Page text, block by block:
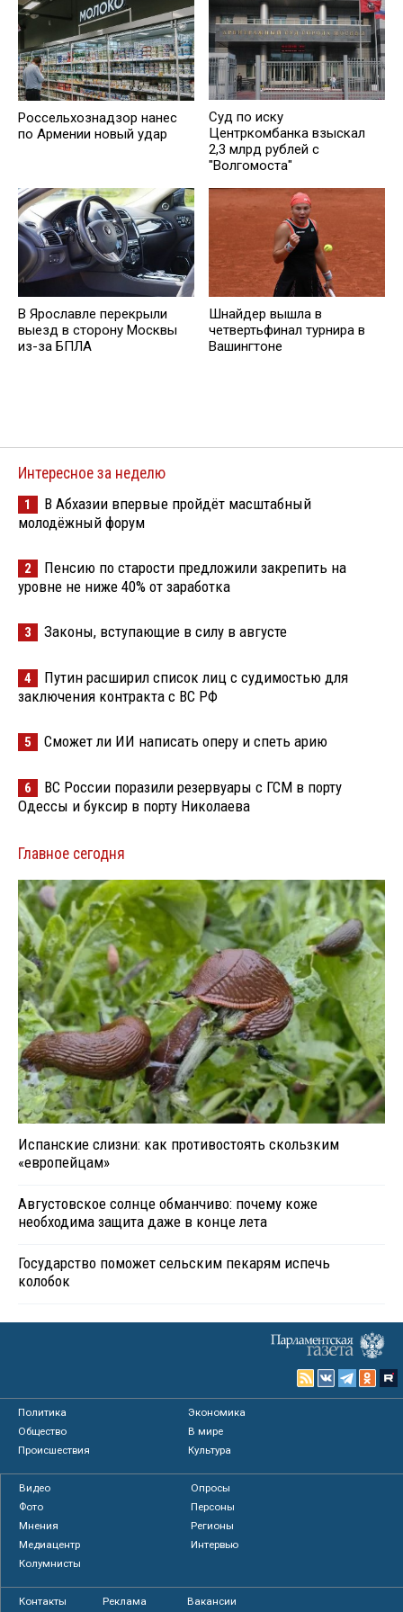
Россельхознадзор нанес
по Армении новый удар
Суд по иску
Центркомбанка взыскал
2,3 млрд рублей с
"Волгомоста"
В Ярославле перекрыли
выезд в сторону Москвы
из-за БПЛА
Шнайдер вышла в
четвертьфинал турнира в
Вашингтоне
Интересное за неделю
1
В Абхазии впервые пройдёт масштабный
молодёжный форум
2
Пенсию по старости предложили закрепить на
уровне не ниже 40% от заработка
3 Законы, вступающие в силу в августе
4
Путин расширил список лиц с судимостью для
заключения контракта с ВС РФ
5 Сможет ли ИИ написать оперу и спеть арию
6
ВС России поразили резервуары с ГСМ в порту
Одессы и буксир в порту Николаева
Главное сегодня
Испанские слизни: как противостоять скользким
«европейцам»
Августовское солнце обманчиво: почему коже
необходима защита даже в конце лета
Государство поможет сельским пекарям испечь
колобок
Политика
Экономика
Общество
В мире
Происшествия
Культура
Видео
Опросы
Фото
Персоны
Мнения
Регионы
Медиацентр
Интервью
Колумнисты
Контакты Реклама Вакансии